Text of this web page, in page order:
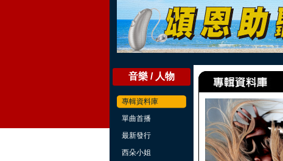
音樂 / 人物
專輯資料庫
單曲首播
最新發行
西朵小姐